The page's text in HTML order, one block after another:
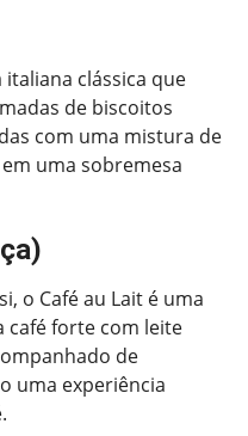
clássica que
de biscoitos
com uma mistura de
uma sobremesa
o Café au Lait é uma
café forte com leite
de
uma experiência